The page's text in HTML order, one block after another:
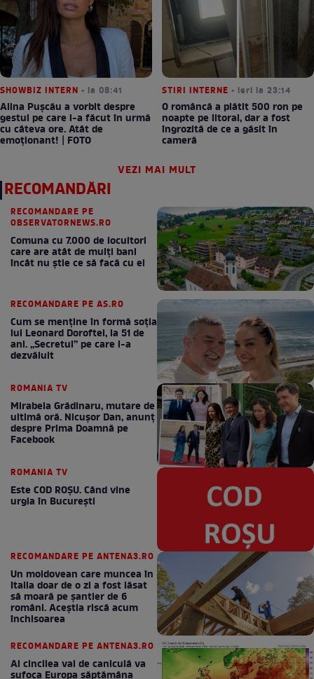
SHOWBIZ INTERN • la 08:41
Alina Pușcău a vorbit despre
gestul pe care l-a făcut în urmă
cu câteva ore. Atât de
emoționant! | FOTO
STIRI INTERNE • ieri la 23:14
O româncă a plătit 500 ron pe
noapte pe litoral, dar a fost
îngrozită de ce a găsit în
cameră
VEZI MAI MULT
RECOMANDĂRI
RECOMANDARE PE
OBSERVATORNEWS.RO
Comuna cu 7.000 de locuitori
care are atât de mulți bani
încât nu știe ce să facă cu ei
RECOMANDARE PE AS.RO
Cum se menţine în formă soţia
lui Leonard Doroftei, la 51 de
ani. „Secretul” pe care l-a
dezvăluit
ROMANIA TV
Mirabela Grădinaru, mutare de
ultimă oră. Nicuşor Dan, anunţ
despre Prima Doamnă pe
Facebook
ROMANIA TV
Este COD ROŞU. Când vine
urgia în Bucureşti
RECOMANDARE PE ANTENA3.RO
Un moldovean care muncea în
Italia doar de o zi a fost lăsat
să moară pe şantier de 6
români. Aceștia riscă acum
închisoarea
RECOMANDARE PE ANTENA3.RO
Al cincilea val de caniculă va
sufoca Europa săptămâna